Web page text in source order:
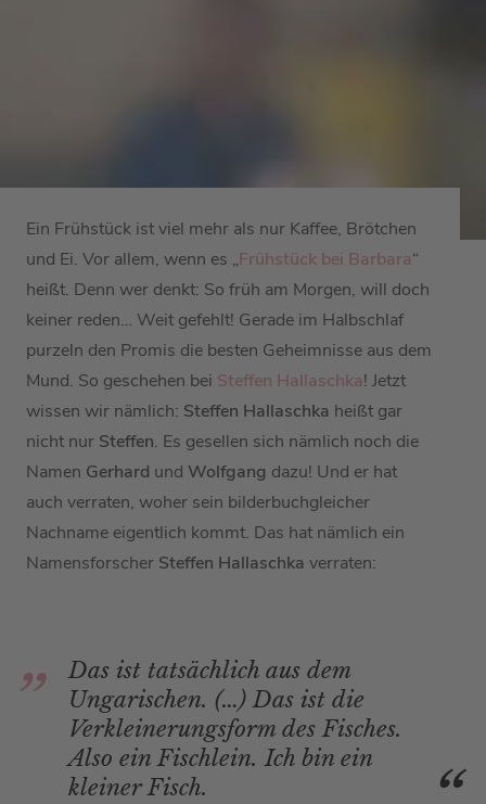
Ein Frühstück ist viel mehr als nur Kaffee, Brötchen
und Ei. Vor allem, wenn es „Frühstück bei Barbara“
heißt. Denn wer denkt: So früh am Morgen, will doch
keiner reden… Weit gefehlt! Gerade im Halbschlaf
purzeln den Promis die besten Geheimnisse aus dem
Mund. So geschehen bei Steffen Hallaschka! Jetzt
wissen wir nämlich: Steffen Hallaschka heißt gar
nicht nur Steffen. Es gesellen sich nämlich noch die
Namen Gerhard und Wolfgang dazu! Und er hat
auch verraten, woher sein bilderbuchgleicher
Nachname eigentlich kommt. Das hat nämlich ein
Namensforscher Steffen Hallaschka verraten:
Das ist tatsächlich aus dem
Ungarischen. (…) Das ist die
Verkleinerungsform des Fisches.
Also ein Fischlein. Ich bin ein
kleiner Fisch.